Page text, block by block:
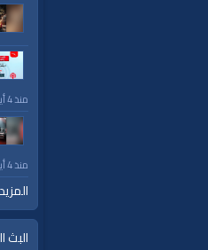
منذ 4 أيام
منذ 4 أيام
البث